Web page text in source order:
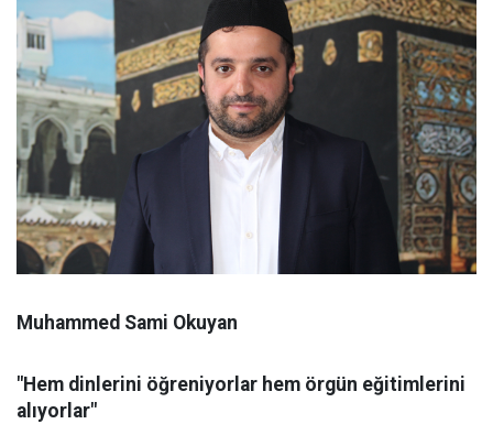
Muhammed Sami Okuyan
"Hem dinlerini öğreniyorlar hem örgün eğitimlerini
alıyorlar"